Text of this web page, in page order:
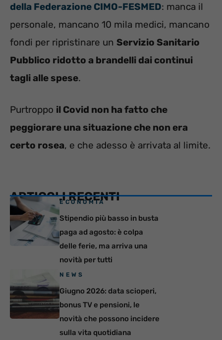
della Federazione CIMO-FESMED: manca il
personale, mancano 10 mila medici, mancano
fondi per ripristinare un Servizio Sanitario
Pubblico ridotto a brandelli dai continui
tagli alle spese.
Purtroppo il Covid non ha fatto che
peggiorare una situazione che non era
certo rosea, e che adesso è arrivata al limite.
ARTICOLI RECENTI
ECONOMIA
Stipendio più basso in busta
paga ad agosto: è colpa
delle ferie, ma arriva una
novità per tutti
NEWS
Giugno 2026: data scioperi,
bonus TV e pensioni, le
novità che possono incidere
sulla vita quotidiana